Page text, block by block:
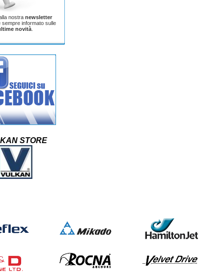
nostra newsletter
sempre informato sulle
novità
STORE